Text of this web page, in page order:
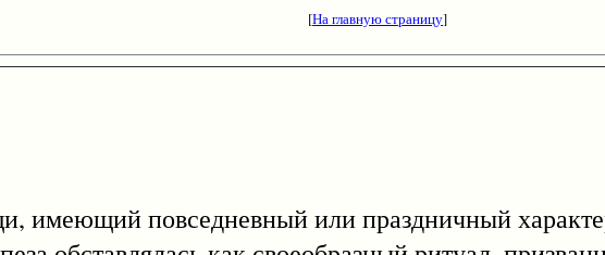
[На главную страницу]
имеющий повседневный или праздничный